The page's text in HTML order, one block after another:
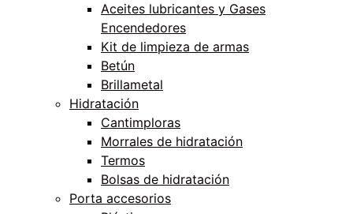
Aceites lubricantes y Gases
Encendedores
Kit de limpieza de armas
Betún
Brillametal
Hidratación
Cantimploras
Morrales de hidratación
Termos
Bolsas de hidratación
Porta accesorios